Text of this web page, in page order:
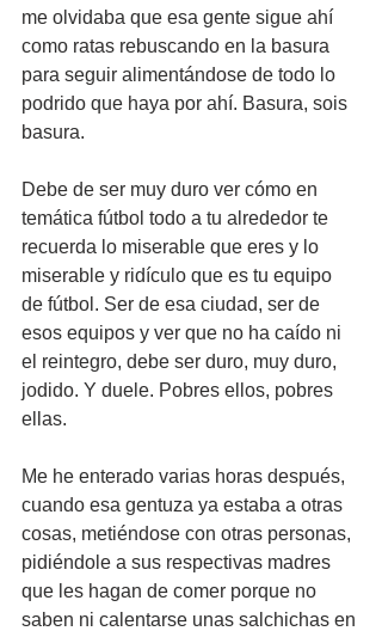
me olvidaba que esa gente sigue ahí
como ratas rebuscando en la basura
para seguir alimentándose de todo lo
podrido que haya por ahí. Basura, sois
basura.
Debe de ser muy duro ver cómo en
temática fútbol todo a tu alrededor te
recuerda lo miserable que eres y lo
miserable y ridículo que es tu equipo
de fútbol. Ser de esa ciudad, ser de
esos equipos y ver que no ha caído ni
el reintegro, debe ser duro, muy duro,
jodido. Y duele. Pobres ellos, pobres
ellas.
Me he enterado varias horas después,
cuando esa gentuza ya estaba a otras
cosas, metiéndose con otras personas,
pidiéndole a sus respectivas madres
que les hagan de comer porque no
saben ni calentarse unas salchichas en